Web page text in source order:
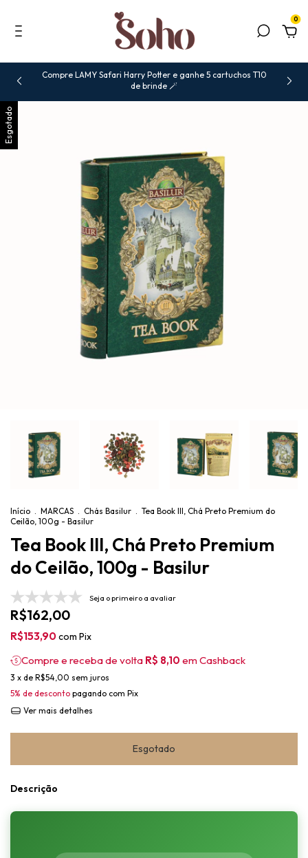
0
Compre LAMY Safari Harry Potter e ganhe 5 cartuchos T10
de brinde 🪄
Esgotado
Início . MARCAS . Chás Basilur . Tea Book III, Chá Preto Premium do
Ceilão, 100g - Basilur
Tea Book III, Chá Preto Premium
do Ceilão, 100g - Basilur
Seja o primeiro a avaliar
R$162,00
R$153,90com Pix
Compre e receba de volta R$ 8,10 em Cashback
3 x de R$54,00 sem juros
5% de desconto pagando com Pix
Ver mais detalhes
Descrição